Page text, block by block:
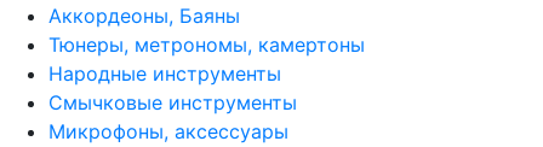
Аккордеоны, Баяны
Тюнеры, метрономы, камертоны
Народные инструменты
Смычковые инструменты
Микрофоны, аксессуары